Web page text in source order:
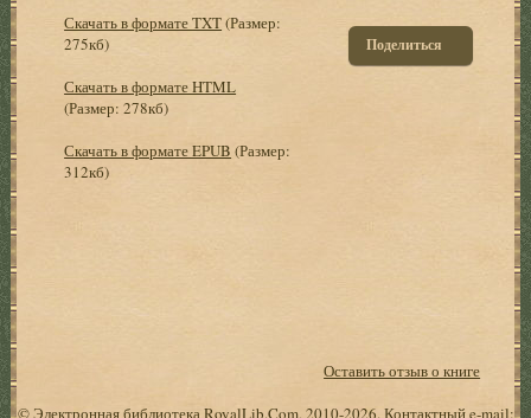
Скачать в формате TXT(Размер:
275кб)
Скачать в формате HTML
(Размер: 278кб)
Скачать в формате EPUB (Размер:
312кб)
Поделиться
Оставить отзыв о книге
© Электронная библиотека RoyalLib.Com, 2010-2026. Контактный e-mail: